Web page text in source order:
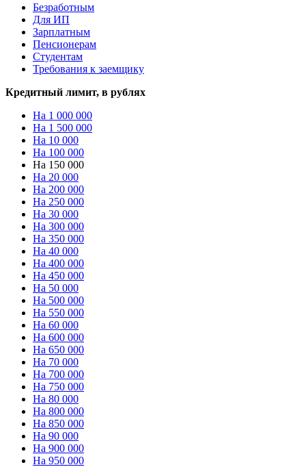
Безработным
Для ИП
Зарплатным
Пенсионерам
Студентам
Требования к заемщику
Кредитный лимит, в рублях
На 1 000 000
На 1 500 000
На 10 000
На 100 000
На 150 000
На 20 000
На 200 000
На 250 000
На 30 000
На 300 000
На 350 000
На 40 000
На 400 000
На 450 000
На 50 000
На 500 000
На 550 000
На 60 000
На 600 000
На 650 000
На 70 000
На 700 000
На 750 000
На 80 000
На 800 000
На 850 000
На 90 000
На 900 000
На 950 000